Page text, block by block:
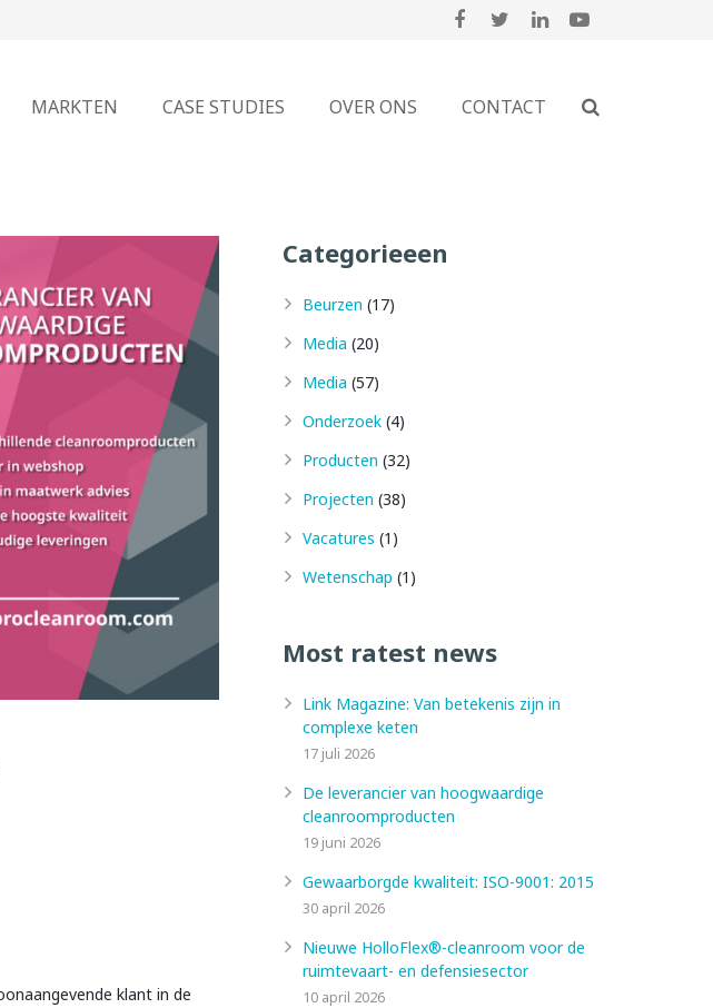
MARKTEN CASE STUDIES OVER ONS CONTACT
klant in de
Categorieeen
Beurzen (17)
Media (20)
Media (57)
Onderzoek (4)
Producten (32)
Projecten (38)
Vacatures (1)
Wetenschap (1)
Most ratest news
Link Magazine: Van betekenis zijn in
complexe keten
17 juli 2026
De leverancier van hoogwaardige
cleanroomproducten
19 juni 2026
Gewaarborgde kwaliteit: ISO-9001: 2015
30 april 2026
Nieuwe HolloFlex®-cleanroom voor de
ruimtevaart- en defensiesector
10 april 2026